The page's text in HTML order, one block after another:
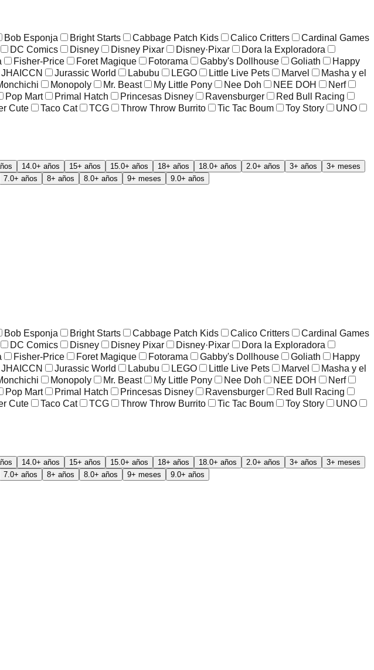
Bob Esponja Bright Starts Cabbage Patch Kids Calico Critters
Cardinal Games
DC Comics Disney Disney Pixar Disney·Pixar
Dora la Exploradora
Fisher-Price Foret Magique Fotorama Gabby's Dollhouse Goliath
Happy
JHAICCN Jurassic World Labubu LEGO Little Live Pets Marvel
Masha y el
Monopoly Mr. Beast My Little Pony Nee Doh NEE DOH
Nerf
Pop Mart Primal Hatch Princesas Disney Ravensburger
Red Bull Racing
Cute Taco Cat TCG Throw Throw Burrito Tic Tac Boum Toy Story
UNO
14.0+ años 15+ años 15.0+ años 18+ años 18.0+ años 2.0+ años 3+ años
3+ meses
7.0+ años 8+ años 8.0+ años 9+ meses 9.0+ años
Bob Esponja Bright Starts Cabbage Patch Kids Calico Critters
Cardinal Games
DC Comics Disney Disney Pixar Disney·Pixar
Dora la Exploradora
Fisher-Price Foret Magique Fotorama Gabby's Dollhouse Goliath
Happy
JHAICCN Jurassic World Labubu LEGO Little Live Pets Marvel
Masha y el
Monopoly Mr. Beast My Little Pony Nee Doh NEE DOH
Nerf
Pop Mart Primal Hatch Princesas Disney Ravensburger
Red Bull Racing
Cute Taco Cat TCG Throw Throw Burrito Tic Tac Boum Toy Story
UNO
14.0+ años 15+ años 15.0+ años 18+ años 18.0+ años 2.0+ años 3+ años
3+ meses
7.0+ años 8+ años 8.0+ años 9+ meses 9.0+ años